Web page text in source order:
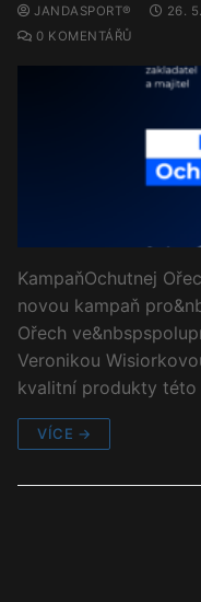
JANDASPORT® 26.
0 KOMENTÁŘŮ
KampaňOchutnej
novou kampaň
Ořech
Veronikou
kvalitní produkty
VÍCE →